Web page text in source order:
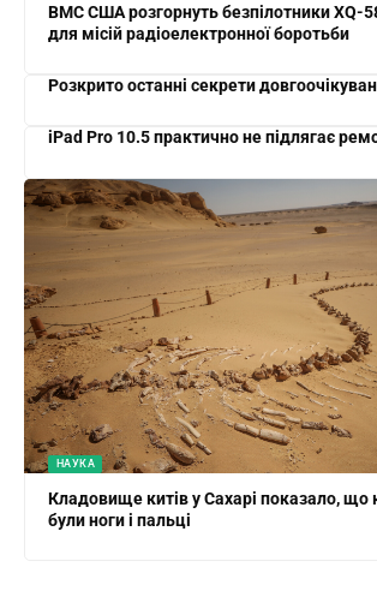
ВМС США розгорнуть безпілотники XQ-
для місій радіоелектронної боротьби
Розкрито останні секрети
iPad Pro 10.5 практично не підлягає
НАУКА
Кладовище китів у Сахарі показало, що
були ноги і пальці